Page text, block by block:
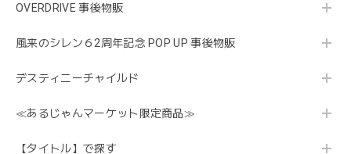
OVERDRIVE 事後物販
風来のシレン６2周年記念 POP UP 事後物販
デスティニーチャイルド
≪あるじゃんマーケット限定商品≫
【タイトル】で探す